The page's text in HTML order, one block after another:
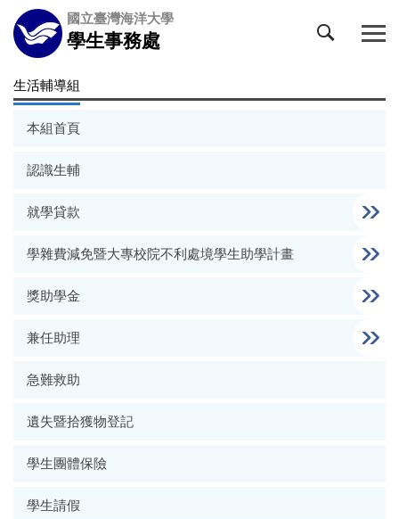
跳
到
主
內
國立臺灣海洋大學
學生事務處
生活輔導組
本組首頁
認識生輔
就學貸款
學雜費減免暨大專校院不利處境學生助學計畫
獎助學金
兼任助理
急難救助
遺失暨拾獲物登記
學生團體保險
學生請假